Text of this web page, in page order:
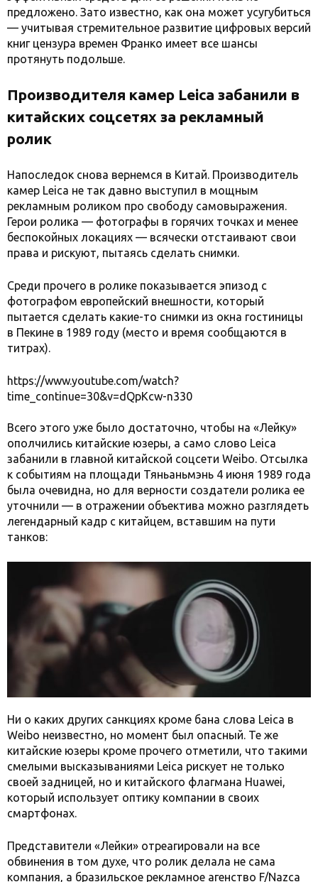
предложено. Зато известно, как она может усугубиться
— учитывая стремительное развитие цифровых версий
книг цензура времен Франко имеет все шансы
протянуть подольше.
Производителя камер Leica забанили в
китайских соцсетях за рекламный
ролик
Напоследок снова вернемся в Китай. Производитель
камер Leica не так давно выступил в мощным
рекламным роликом про свободу самовыражения.
Герои ролика — фотографы в горячих точках и менее
беспокойных локациях — всячески отстаивают свои
права и рискуют, пытаясь сделать снимки.
Среди прочего в ролике показывается эпизод с
фотографом европейский внешности, который
пытается сделать какие-то снимки из окна гостиницы
в Пекине в 1989 году (место и время сообщаются в
титрах).
https://www.youtube.com/watch?
time_continue=30&v=dQpKcw-n330
Всего этого уже было достаточно, чтобы на «Лейку»
ополчились китайские юзеры, а само слово Leica
забанили в главной китайской соцсети Weibo. Отсылка
к событиям на площади Тяньаньмэнь 4 июня 1989 года
была очевидна, но для верности создатели ролика ее
уточнили — в отражении объектива можно разглядеть
легендарный кадр с китайцем, вставшим на пути
танков:
Ни о каких других санкциях кроме бана слова Leica в
Weibo неизвестно, но момент был опасный. Те же
китайские юзеры кроме прочего отметили, что такими
смелыми высказываниями Leica рискует не только
своей задницей, но и китайского флагмана Huawei,
который использует оптику компании в своих
смартфонах.
Представители «Лейки» отреагировали на все
обвинения в том духе, что ролик делала не сама
компания, а бразильское рекламное агенство F/Nazca